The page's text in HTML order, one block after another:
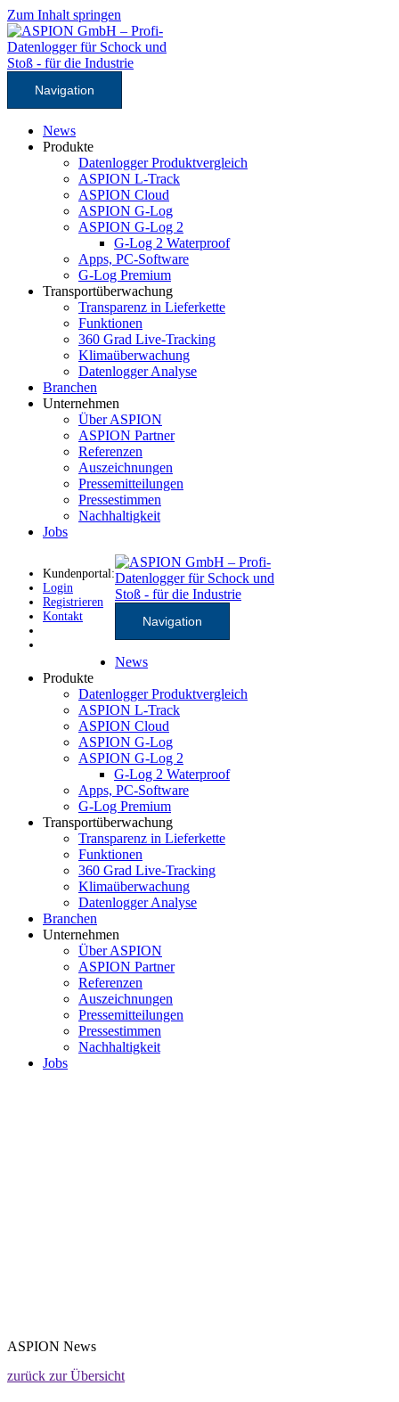
Zum Inhalt springen
Navigation
News
Produkte
Datenlogger Produktvergleich
ASPION L-Track
ASPION Cloud
ASPION G-Log
ASPION G-Log 2
G-Log 2 Waterproof
Apps, PC-Software
G-Log Premium
Transportüberwachung
Transparenz in Lieferkette
Funktionen
360 Grad Live-Tracking
Klimaüberwachung
Datenlogger Analyse
Branchen
Unternehmen
Über ASPION
ASPION Partner
Referenzen
Auszeichnungen
Pressemitteilungen
Pressestimmen
Nachhaltigkeit
Jobs
Kundenportal:
Login
Registrieren
Kontakt
Navigation
News
Produkte
Datenlogger Produktvergleich
ASPION L-Track
ASPION Cloud
ASPION G-Log
ASPION G-Log 2
G-Log 2 Waterproof
Apps, PC-Software
G-Log Premium
Transportüberwachung
Transparenz in Lieferkette
Funktionen
360 Grad Live-Tracking
Klimaüberwachung
Datenlogger Analyse
Branchen
Unternehmen
Über ASPION
ASPION Partner
Referenzen
Auszeichnungen
Pressemitteilungen
Pressestimmen
Nachhaltigkeit
Jobs
ASPION News
zurück zur Übersicht